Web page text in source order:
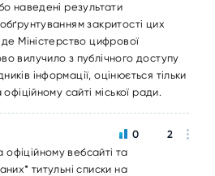
наведені результати
закритості цих
Міністерство цифрової
вилучило з публічного доступу
інформації, оцінюється тільки
сайті міської ради.
вебсайті та
титульні списки на
0 2